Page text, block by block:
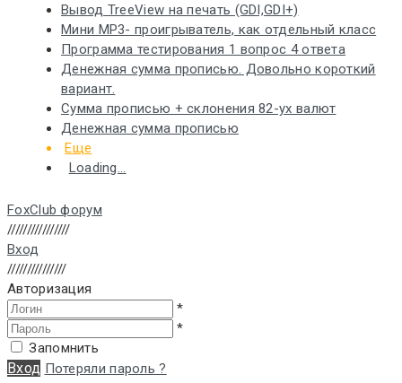
Вывод TreeView на печать (GDI,GDI+)
Мини MP3- проигрыватель, как отдельный класс
Программа тестирования 1 вопрос 4 ответа
Денежная сумма прописью. Довольно короткий
вариант.
Сумма прописью + склонения 82-ух валют
Денежная сумма прописью
Еще
Loading...
FoxClub форум
////////////////
Вход
///////////////
Авторизация
*
*
Запомнить
Вход Потеряли пароль ?